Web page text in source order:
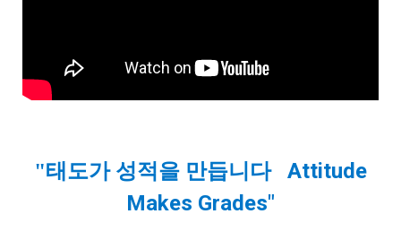
"태도가 성적을 만듭니다 Attitude
Makes Grades"